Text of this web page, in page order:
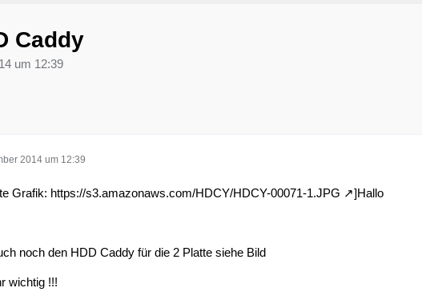
Caddy
um 12:39
2014 um 12:39
Grafik: https://s3.amazonaws.com/HDCY/HDCY-00071-1.JPG ]Hallo
noch den HDD Caddy für die 2 Platte siehe Bild
wichtig !!!